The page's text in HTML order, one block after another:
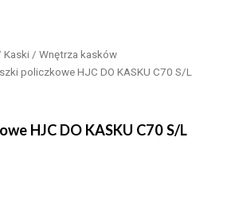
Kaski / Wnętrza kasków
policzkowe HJC DO KASKU C70 S/L
HJC DO KASKU C70 S/L